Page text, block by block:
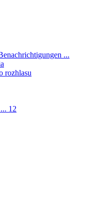
...
rozhlasu
12